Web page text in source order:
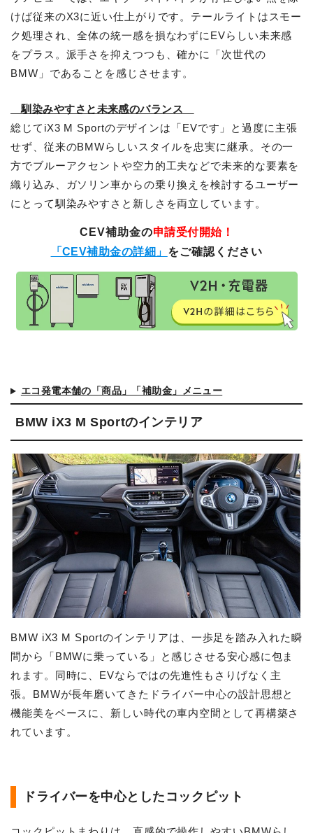
けば従来のX3に近い仕上がりです。テールライトはスモー
ク処理され、全体の統一感を損なわずにEVらしい未来感
をプラス。派手さを抑えつつも、確かに「次世代の
BMW」であることを感じさせます。
馴染みやすさと未来感のバランス
総じてiX3 M Sportのデザインは「EVです」と過度に主張
せず、従来のBMWらしいスタイルを忠実に継承。その一
方でブルーアクセントや空力的工夫などで未来的な要素を
織り込み、ガソリン車からの乗り換えを検討するユーザー
にとって馴染みやすさと新しさを両立しています。
CEV補助金の申請受付開始！
「CEV補助金の詳細」 をご確認ください
エコ発電本舗の「商品」「補助金」メニュー
BMW iX3 M Sportのインテリア
BMW iX3 M Sportのインテリアは、一歩足を踏み入れた瞬
間から「BMWに乗っている」と感じさせる安心感に包ま
れます。同時に、EVならではの先進性もさりげなく主
張。BMWが長年磨いてきたドライバー中心の設計思想と
機能美をベースに、新しい時代の車内空間として再構築さ
れています。
ドライバーを中心としたコックピット